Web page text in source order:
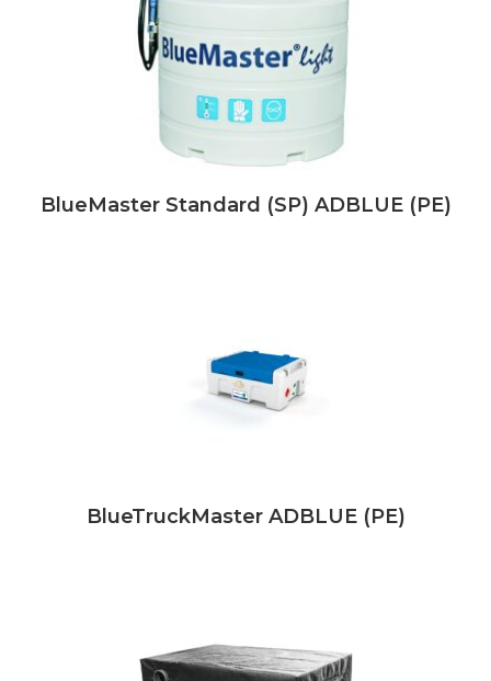
BlueMaster Standard (SP) ADBLUE (PE)
BlueTruckMaster ADBLUE (PE)